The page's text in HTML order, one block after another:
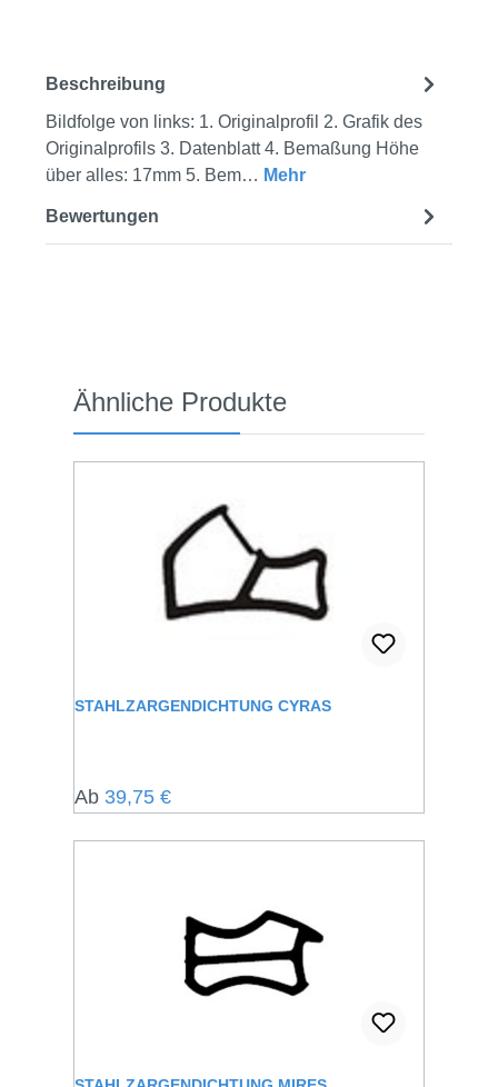
Beschreibung
Bildfolge von links: 1. Originalprofil 2. Grafik des
Originalprofils 3. Datenblatt 4. Bemaßung Höhe
über alles: 17mm 5. Bem… Mehr
Bewertungen
Produktgalerie überspringen
Ähnliche Produkte
STAHLZARGENDICHTUNG CYRAS
Regulärer Preis:
Ab 39,75 €